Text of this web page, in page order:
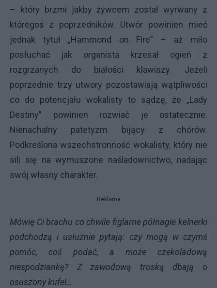
– który brzmi jakby żywcem został wyrwany z
któregoś z poprzedników. Utwór powinien mieć
jednak tytuł „Hammond on Fire” – aż miło
posłuchać jak organista krzesał ogień z
rozgrzanych do białości klawiszy. Jeżeli
poprzednie trzy utwory pozostawiają wątpliwości
co do potencjału wokalisty to sądzę, że „Lady
Destiny” powinien rozwiać je ostatecznie.
Nienachalny patetyzm bijący z chórów.
Podkreślona wszechstronność wokalisty, który nie
sili się na wymuszone naśladownictwo, nadając
swój własny charakter.
Reklama
Mówię Ci brachu co chwile figlarne półnagie kelnerki
podchodzą i usłużnie pytają: czy mogą w czymś
pomóc, coś podać, a może czekoladową
niespodziankę? Z zawodową troską dbają o
osuszony kufel…